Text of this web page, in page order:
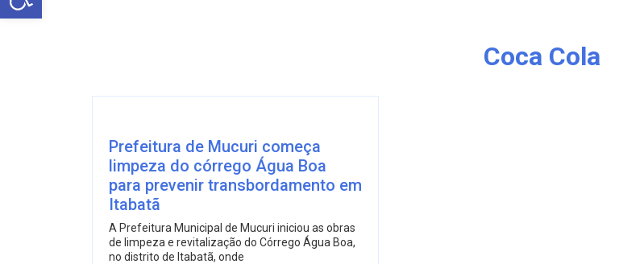
Coca Cola
Prefeitura de Mucuri começa
limpeza do córrego Água Boa
para prevenir transbordamento em
Itabatã
A Prefeitura Municipal de Mucuri iniciou as obras
de limpeza e revitalização do Córrego Água Boa,
no distrito de Itabatã, onde